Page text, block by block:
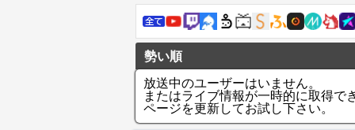
勢い順
放送中のユーザーはいません。
またはライブ情報が一時的に取得で
ページを更新してお試し下さい。